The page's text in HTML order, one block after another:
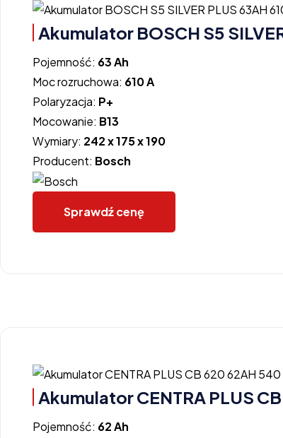
Akumulator BOSCH S5
Pojemność: 63 Ah
Moc rozruchowa: 610 A
Polaryzacja: P+
Mocowanie: B13
Wymiary: 242 x 175 x 190
Producent: Bosch
Sprawdź cenę
Akumulator CENTRA PLUS
Pojemność: 62 Ah